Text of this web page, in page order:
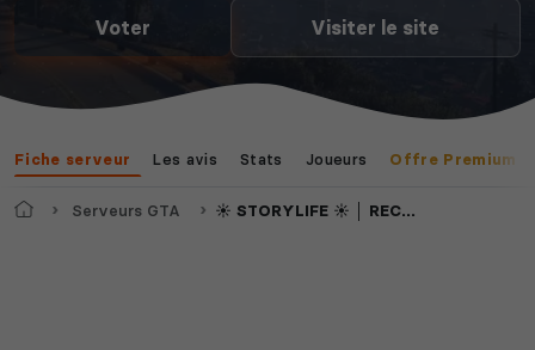
Voter Visiter le site
Fiche serveur Les avis Stats Joueurs Offre Premium
AccueilServeurs GTA ☀️ STORYLIFE ☀️ │ RECHERCHE GROUPES ILLEGAUX | WL +18